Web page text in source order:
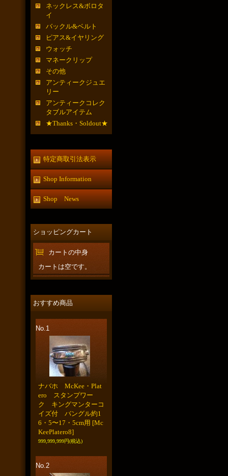
ネックレス&ボロタ
イ
バックル&ベルト
ピアス&イヤリング
ウォッチ
マネークリップ
その他
アンティークジュエ
リー
アンティークコレク
タブルアイテム
★Thanks・Soldout★
特定商取引法表示
Shop Information
Shop News
ショッピングカート
カートの中身
カートは空です。
おすすめ商品
No.1
ナバホ McKee・Plat
ero スタンプワー
ク キングマンターコ
イズ付 バングル約1
6・5〜17・5cm用 [Mc
KeePlatero8]
999,999,999円(税込)
No.2